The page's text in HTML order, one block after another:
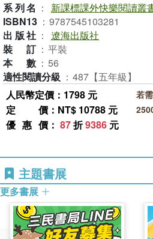
系列名 ：
新課標課外快樂閱讀叢
ISBN13 ： 9787545103281
出版社 ： 遼海出版社
裝訂 ： 平裝
本數 ： 56
適性閱讀分級 ： 487【五年級】
人民幣定價：1798 元
定價 ：NT$ 10788 元
優惠價 ： 87折9386 元
若
主題書展
更多書展